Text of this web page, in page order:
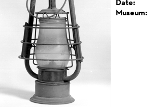
Date:
Museum: